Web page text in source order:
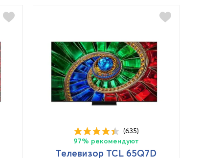
(635)
97% рекомендуют
Телевизор TCL 65Q7D